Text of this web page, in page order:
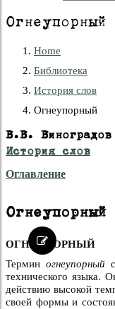
Огнеупорный
Home
Библиотека
История слов
Огнеупорный
В.В. Виноградов
История слов
Оглавление
Огнеупорный
ОГНЕУПОРНЫЙ
Терминогнеупорный
технического языка.
действию высокой
своей формы и